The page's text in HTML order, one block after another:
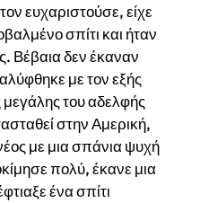
ευχαριστούσε, είχε
σπίτι και ήταν
Βέβαια δεν έκαναν
με τον εξής
μεγάλης του αδελφής
στην Αμερική,
με μια σπάνια ψυχή
πολύ, έκανε μια
ένα σπίτι